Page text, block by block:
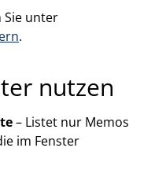
unter
.
nutzen
– Listet nur Memos
im Fenster